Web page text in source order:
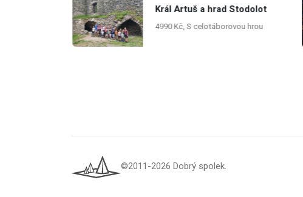
Král Artuš a hrad Stodolot
4990 Kč, S celotáborovou hrou
©2011-2026 Dobrý spolek.